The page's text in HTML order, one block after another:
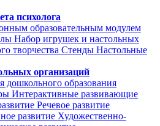
психолога
образовательным модулем
Набор игрушек и настольных
творчества Стенды Настольные
организаций
дошкольного образования
Интерактивные развивающие
Речевое развитие
развитие Художественно-